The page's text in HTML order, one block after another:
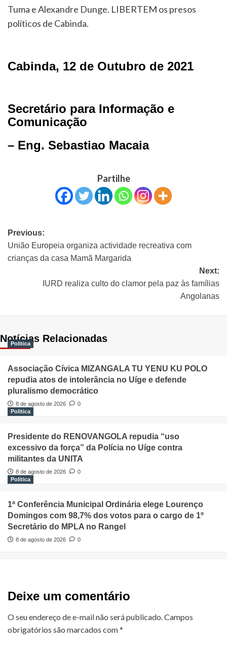
Tuma e Alexandre Dunge. LIBERTEM os presos
políticos de Cabinda.
Cabinda, 12 de Outubro de 2021
Secretário para Informação e
Comunicação
– Eng. Sebastiao Macaia
Partilhe
Previous:
União Europeia organiza actividade recreativa com
crianças da casa Mamã Margarida
Next:
IURD realiza culto do clamor pela paz às famílias
Angolanas
Notícias Relacionadas
Politica
Associação Cívica MIZANGALA TU YENU KU POLO
repudia atos de intolerância no Uíge e defende
pluralismo democrático
8 de agosto de 2026
0
Politica
Presidente do RENOVANGOLA repudia “uso
excessivo da força” da Polícia no Uíge contra
militantes da UNITA
8 de agosto de 2026
0
Politica
1ª Conferência Municipal Ordinária elege Lourenço
Domingos com 98,7% dos votos para o cargo de 1º
Secretário do MPLA no Rangel
8 de agosto de 2026 0
Deixe um comentário
O seu endereço de e-mail não será publicado.Campos
obrigatórios são marcados com*